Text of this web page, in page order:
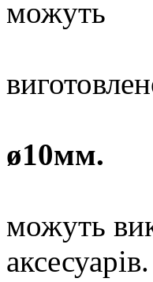
можуть
ø10мм.
можуть
аксесуарів.